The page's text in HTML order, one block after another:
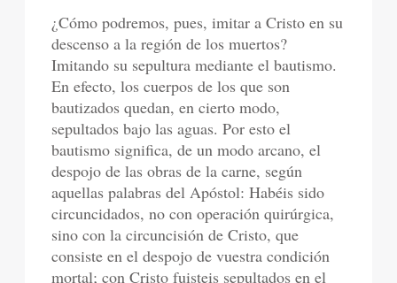
¿Cómo podremos, pues, imitar a Cristo en su
descenso a la región de los muertos?
Imitando su sepultura mediante el bautismo.
En efecto, los cuerpos de los que son
bautizados quedan, en cierto modo,
sepultados bajo las aguas. Por esto el
bautismo significa, de un modo arcano, el
despojo de las obras de la carne, según
aquellas palabras del Apóstol: Habéis sido
circuncidados, no con operación quirúrgica,
sino con la circuncisión de Cristo, que
consiste en el despojo de vuestra condición
mortal; con Cristo fuisteis sepultados en el